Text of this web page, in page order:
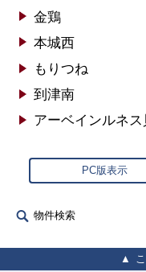
金鶏
本城西
もりつね
到津南
アーベインルネス
PC版表示
物件検索